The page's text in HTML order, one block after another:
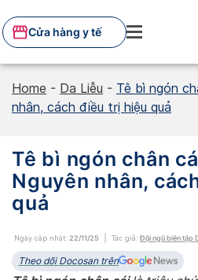
to
content
Cửa hàng y tế
Home - Da Liễu - Tê bì ngón
nhân, cách điều trị hiệu quả
Tê bì ngón chân
Nguyên nhân,
quả
Ngày cập nhật: 22/11/25 Tác giả: Đội ngũ biên tập
Theo dõi Docosan trên